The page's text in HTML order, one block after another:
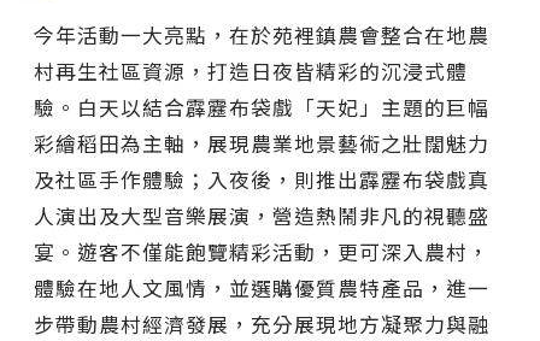
今年活動一大亮點，在於苑裡鎮農會整合在地農
村再生社區資源，打造日夜皆精彩的沉浸式體
驗。白天以結合霹靂布袋戲「天妃」主題的巨幅
彩繪稻田為主軸，展現農業地景藝術之壯闊魅力
及社區手作體驗；入夜後，則推出霹靂布袋戲真
人演出及大型音樂展演，營造熱鬧非凡的視聽盛
宴。遊客不僅能飽覽精彩活動，更可深入農村，
體驗在地人文風情，並選購優質農特產品，進一
步帶動農村經濟發展，充分展現地方凝聚力與融